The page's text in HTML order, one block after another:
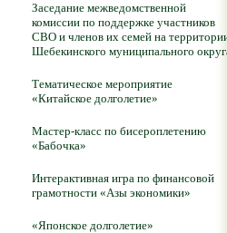
Заседание межведомственной
комиссии по поддержке участников
СВО и членов их семей на
Шебекинского муниципального
Тематическое мероприятие
«Китайское долголетие»
Мастер-класс по бисероплетению
«Бабочка»
Интерактивная игра по финансовой
грамотности «Азы экономики»
«Японское долголетие»